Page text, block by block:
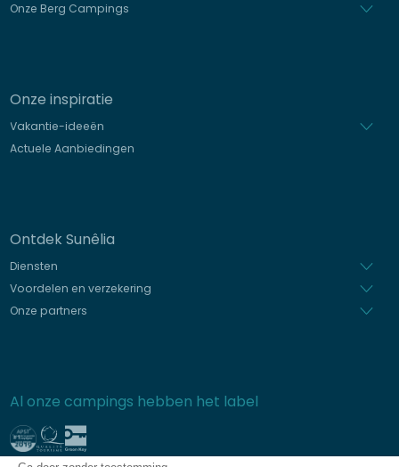
Onze Berg Campings
Onze inspiratie
Vakantie-ideeën
Actuele Aanbiedingen
Ontdek Sunêlia
Diensten
Voordelen en verzekering
Onze partners
Al onze campings hebben het label